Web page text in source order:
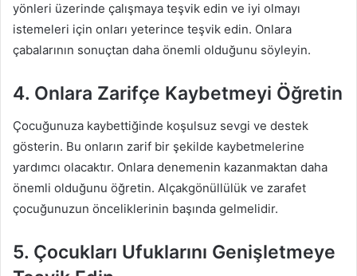
yönleri üzerinde çalışmaya teşvik edin ve iyi olmayı
istemeleri için onları yeterince teşvik edin. Onlara
çabalarının sonuçtan daha önemli olduğunu söyleyin.
4. Onlara Zarifçe Kaybetmeyi Öğretin
Çocuğunuza kaybettiğinde koşulsuz sevgi ve destek
gösterin. Bu onların zarif bir şekilde kaybetmelerine
yardımcı olacaktır. Onlara denemenin kazanmaktan daha
önemli olduğunu öğretin. Alçakgönüllülük ve zarafet
çocuğunuzun önceliklerinin başında gelmelidir.
5. Çocukları Ufuklarını Genişletmeye